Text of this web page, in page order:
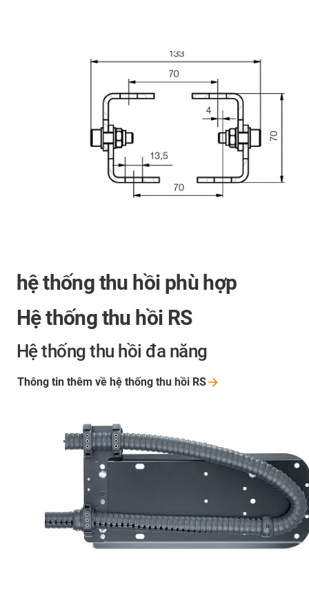
hệ thống thu hồi phù hợp
Hệ thống thu hồi RS
Hệ thống thu hồi đa năng
Thông tin thêm về hệ thống thu hồi RS